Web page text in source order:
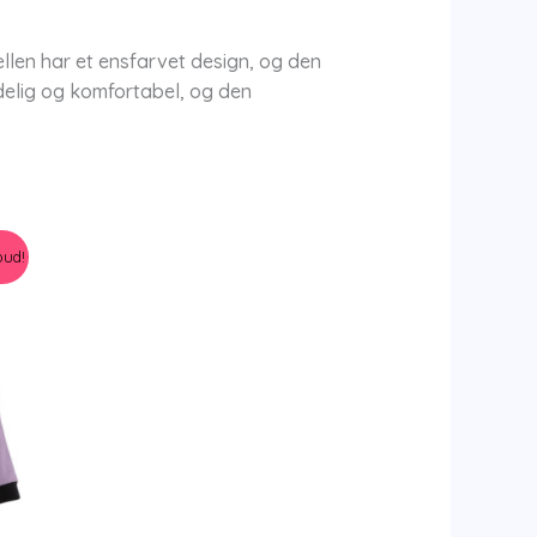
har et ensfarvet design, og den
og komfortabel, og den